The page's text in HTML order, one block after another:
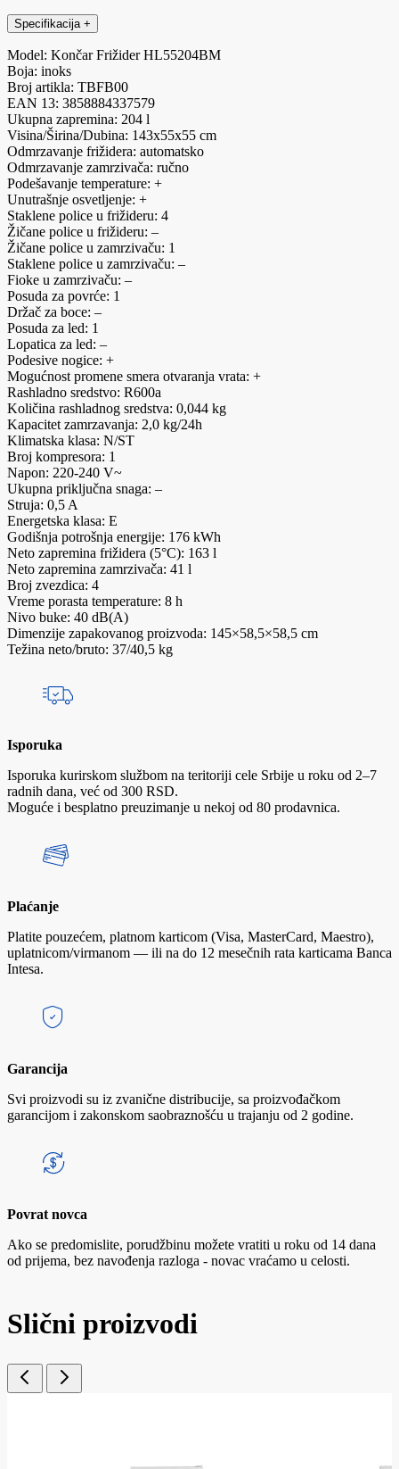
Specifikacija +
Model: Končar Frižider HL55204BM
Boja: inoks
Broj artikla: TBFB00
EAN 13: 3858884337579
Ukupna zapremina: 204 l
Visina/Širina/Dubina: 143x55x55 cm
Odmrzavanje frižidera: automatsko
Odmrzavanje zamrzivača: ručno
Podešavanje temperature: +
Unutrašnje osvetljenje: +
Staklene police u frižideru: 4
Žičane police u frižideru: –
Žičane police u zamrzivaču: 1
Staklene police u zamrzivaču: –
Fioke u zamrzivaču: –
Posuda za povrće: 1
Držač za boce: –
Posuda za led: 1
Lopatica za led: –
Podesive nogice: +
Mogućnost promene smera otvaranja vrata: +
Rashladno sredstvo: R600a
Količina rashladnog sredstva: 0,044 kg
Kapacitet zamrzavanja: 2,0 kg/24h
Klimatska klasa: N/ST
Broj kompresora: 1
Napon: 220-240 V~
Ukupna priključna snaga: –
Struja: 0,5 A
Energetska klasa: E
Godišnja potrošnja energije: 176 kWh
Neto zapremina frižidera (5°C): 163 l
Neto zapremina zamrzivača: 41 l
Broj zvezdica: 4
Vreme porasta temperature: 8 h
Nivo buke: 40 dB(A)
Dimenzije zapakovanog proizvoda: 145×58,5×58,5 cm
Težina neto/bruto: 37/40,5 kg
Isporuka
Isporuka kurirskom službom na teritoriji cele Srbije u roku od 2–7
radnih dana, već od 300 RSD.
Moguće i besplatno preuzimanje u nekoj od 80 prodavnica.
Plaćanje
Platite pouzećem, platnom karticom (Visa, MasterCard, Maestro),
uplatnicom/virmanom — ili na do 12 mesečnih rata karticama Banca
Intesa.
Garancija
Svi proizvodi su iz zvanične distribucije, sa proizvođačkom
garancijom i zakonskom saobraznošću u trajanju od 2 godine.
Povrat novca
Ako se predomislite, porudžbinu možete vratiti u roku od 14 dana
od prijema, bez navođenja razloga - novac vraćamo u celosti.
Slični proizvodi